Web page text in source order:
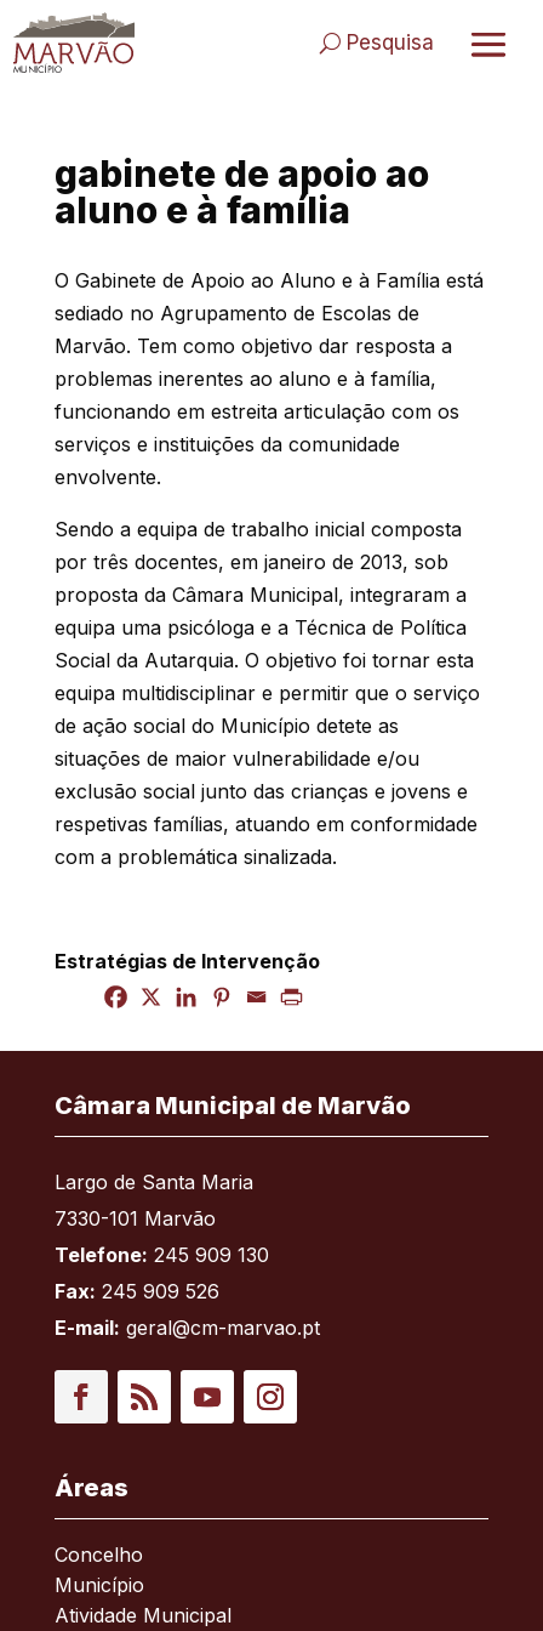
to
content
Pesquisa
gabinete de apoio ao
aluno e à família
O Gabinete de Apoio ao Aluno e à Família está
sediado no Agrupamento de Escolas de
Marvão. Tem como objetivo dar resposta a
problemas inerentes ao aluno e à família,
funcionando em estreita articulação com os
serviços e instituições da comunidade
envolvente.
Sendo a equipa de trabalho inicial composta
por três docentes, em janeiro de 2013, sob
proposta da Câmara Municipal, integraram a
equipa uma psicóloga e a Técnica de Política
Social da Autarquia. O objetivo foi tornar esta
equipa multidisciplinar e permitir que o serviço
de ação social do Município detete as
situações de maior vulnerabilidade e/ou
exclusão social junto das crianças e jovens e
respetivas famílias, atuando em conformidade
com a problemática sinalizada.
Estratégias de Intervenção
Câmara Municipal de Marvão
Largo de Santa Maria
7330-101 Marvão
Telefone: 245 909 130
Fax: 245 909 526
E-mail: geral@cm-marvao.pt
Áreas
Concelho
Município
Atividade Municipal